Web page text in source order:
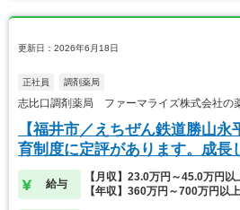
更新日：2026年6月18日
正社員 調剤薬局
志比口調剤薬局 ファーマライズ株式会社の
【福井市／えちぜん鉄道勝山
育制度に定評があります。成長
給与
【月収】23.0万円～45.0万円以
【年収】360万円～700万円以